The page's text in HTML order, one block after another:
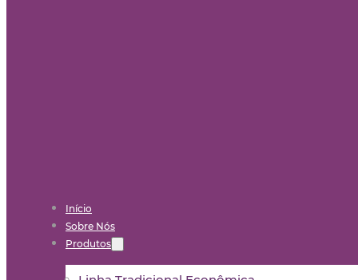
Início
Sobre Nós
Produtos